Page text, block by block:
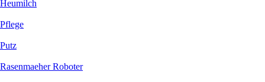
Heumilch
Pflege
Putz
Rasenmaeher Roboter